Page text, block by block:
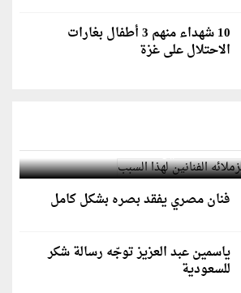
10 شهداء منهم 3 أطفال بغارات
الاحتلال على غزة
الفنانين لهذا السبب
فنان مصري يفقد بصره بشكل كامل
ياسمين عبد العزيز توجّه رسالة شكر
للسعودية